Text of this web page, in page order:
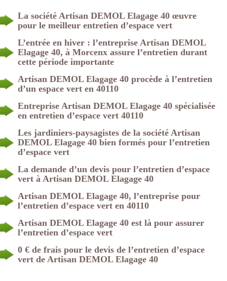
La société Artisan DEMOL Elagage 40 œuvre
pour le meilleur entretien d’espace vert
L’entrée en hiver : l’entreprise Artisan DEMOL
Elagage 40, à Morcenx assure l’entretien durant
cette période importante
Artisan DEMOL Elagage 40 procède à l’entretien
d’un espace vert en 40110
Entreprise Artisan DEMOL Elagage 40 spécialisée
en entretien d’espace vert 40110
Les jardiniers-paysagistes de la société Artisan
DEMOL Elagage 40 bien formés pour l’entretien
d’espace vert
La demande d’un devis pour l’entretien d’espace
vert à Artisan DEMOL Elagage 40
Artisan DEMOL Elagage 40, l’entreprise pour
l’entretien d’espace vert en 40110
Artisan DEMOL Elagage 40 est là pour assurer
l’entretien d’espace vert
0 € de frais pour le devis de l’entretien d’espace
vert de Artisan DEMOL Elagage 40